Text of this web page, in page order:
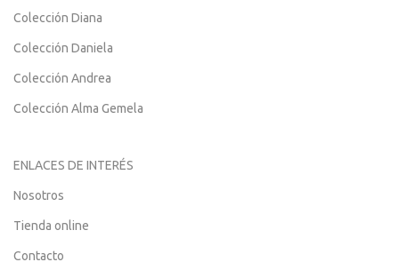
Colección Diana
Colección Daniela
Colección Andrea
Colección Alma Gemela
ENLACES DE INTERÉS
Nosotros
Tienda online
Contacto